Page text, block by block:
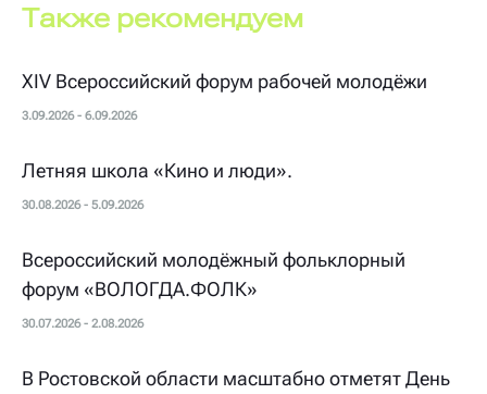
Также рекомендуем
XIV Всероссийский форум рабочей молодёжи
3.09.2026 - 6.09.2026
Летняя школа «Кино и люди».
30.08.2026 - 5.09.2026
Всероссийский молодёжный фольклорный
форум «ВОЛОГДА.ФОЛК»
30.07.2026 - 2.08.2026
В Ростовской области масштабно отметят День